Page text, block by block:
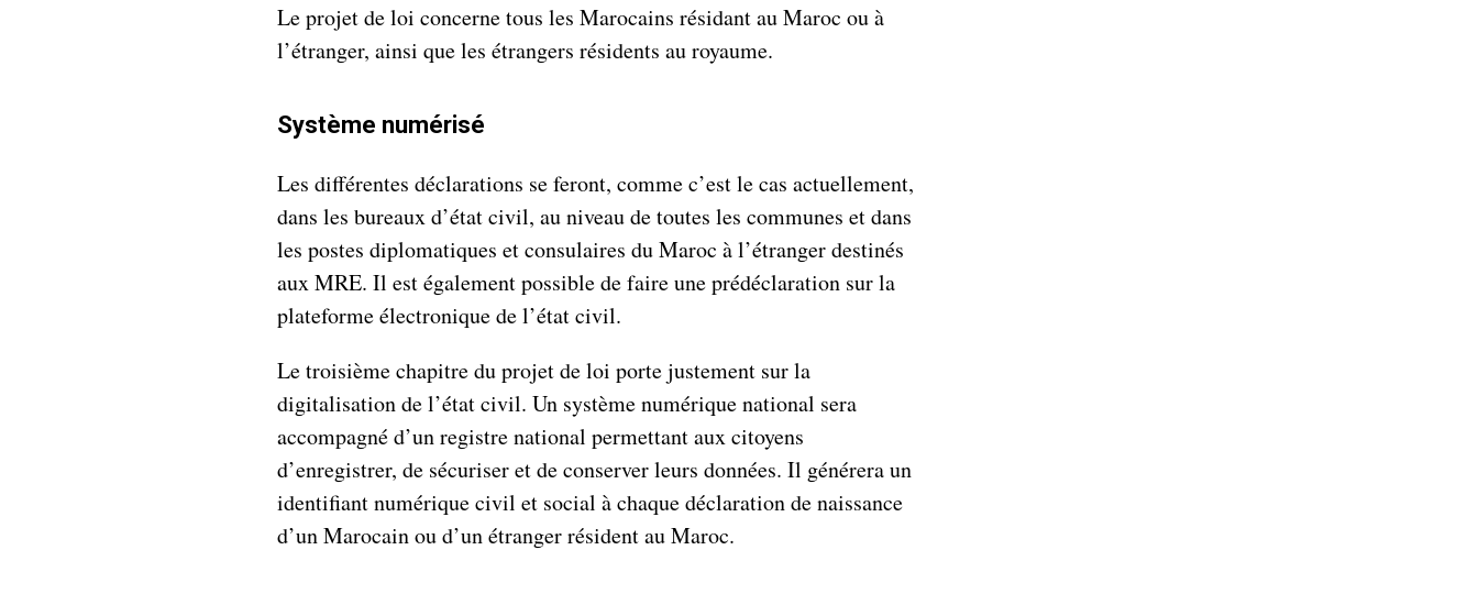
Le projet de loi concerne tous les Marocains résidant au Maroc ou à
l’étranger, ainsi que les étrangers résidents au royaume.
Système numérisé
Les différentes déclarations se feront, comme c’est le cas actuellement,
dans les bureaux d’état civil, au niveau de toutes les communes et dans
les postes diplomatiques et consulaires du Maroc à l’étranger destinés
aux MRE. Il est également possible de faire une prédéclaration sur la
plateforme électronique de l’état civil.
Le troisième chapitre du projet de loi porte justement sur la
digitalisation de l’état civil. Un système numérique national sera
accompagné d’un registre national permettant aux citoyens
d’enregistrer, de sécuriser et de conserver leurs données. Il générera un
identifiant numérique civil et social à chaque déclaration de naissance
d’un Marocain ou d’un étranger résident au Maroc.